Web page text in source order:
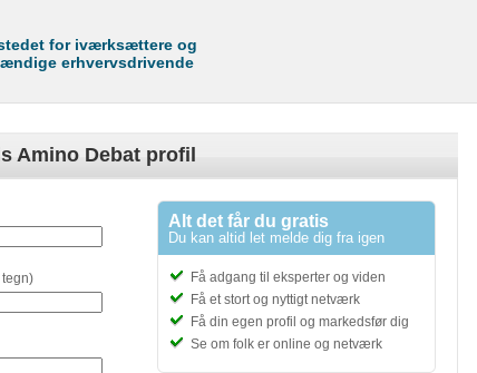
for iværksættere og
erhvervsdrivende
Amino Debat profil
Alt det får du gratis
Du kan altid let melde dig fra igen
Få adgang til eksperter og viden
Få et stort og nyttigt netværk
Få din egen profil og markedsfør dig
Se om folk er online og netværk